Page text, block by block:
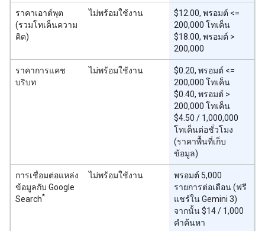
ราคาเอาต์พุต
(รวมโทเค็นความ
คิด)
ไม่พร้อมใช้งาน
$12.00, พรอมต์ <=
200,000 โทเค็น
$18.00, พรอมต์ >
200,000
ราคาการแคช
บริบท
ไม่พร้อมใช้งาน
$0.20, พรอมต์ <=
200,000 โทเค็น
$0.40, พรอมต์ >
200,000 โทเค็น
$4.50 / 1,000,000
โทเค็นต่อชั่วโมง
(ราคาพื้นที่เก็บ
ข้อมูล)
การเชื่อมต่อแหล่ง
ข้อมูลกับ Google
Search*
ไม่พร้อมใช้งาน
พรอมต์ 5,000
รายการต่อเดือน (ฟรี
แชร์ใน Gemini 3)
จากนั้น $14 / 1,000
คำค้นหา